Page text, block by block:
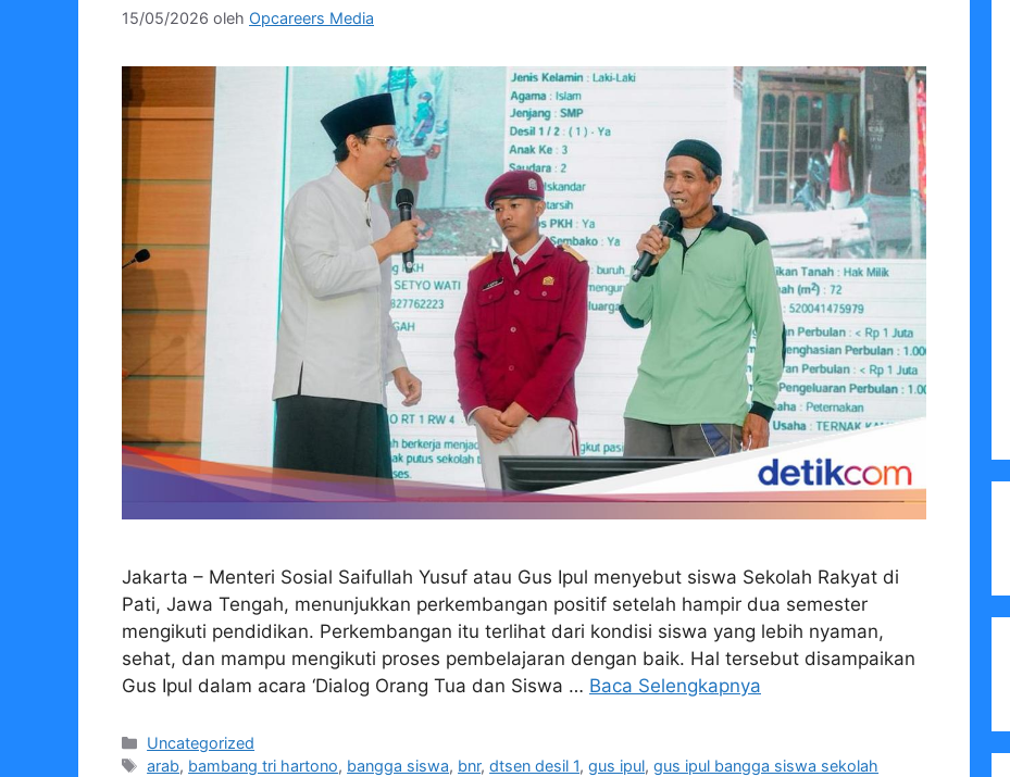
15/05/2026 oleh Opcareers Media
Jakarta – Menteri Sosial Saifullah Yusuf atau Gus Ipul menyebut siswa Sekolah Rakyat di
Pati, Jawa Tengah, menunjukkan perkembangan positif setelah hampir dua semester
mengikuti pendidikan. Perkembangan itu terlihat dari kondisi siswa yang lebih nyaman,
sehat, dan mampu mengikuti proses pembelajaran dengan baik. Hal tersebut disampaikan
Gus Ipul dalam acara ‘Dialog Orang Tua dan Siswa … Baca Selengkapnya
Kategori
Uncategorized
Tag
arab, bambang tri hartono, bangga siswa, bnr,dtsen desil 1,gus ipul,gus ipul bangga siswa sekolah